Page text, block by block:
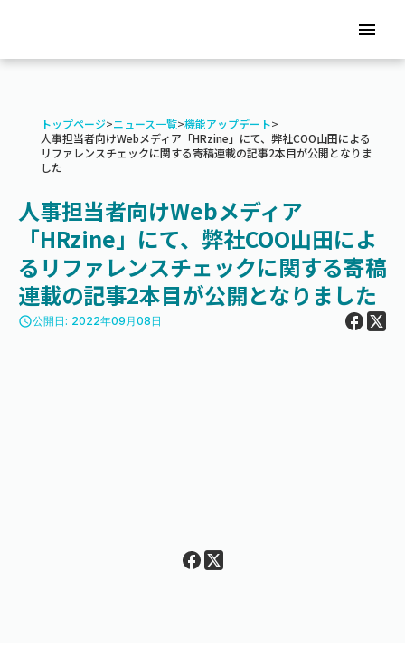
menu
トップページ>ニュース一覧>機能アップデート>
人事担当者向けWebメディア「HRzine」にて、弊社COO山田による
リファレンスチェックに関する寄稿連載の記事2本目が公開となりま
した
人事担当者向けWebメディア
「HRzine」にて、弊社COO山田によ
るリファレンスチェックに関する寄稿
連載の記事2本目が公開となりました
access_time公開日: 2022年09月08日